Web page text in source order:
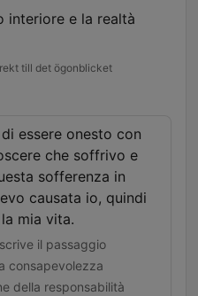
interiore e la realtà
till det ögonblicket
essere onesto con
che soffrivo e
sofferenza in
causata io, quindi
mia vita.
il passaggio
consapevolezza
della responsabilità